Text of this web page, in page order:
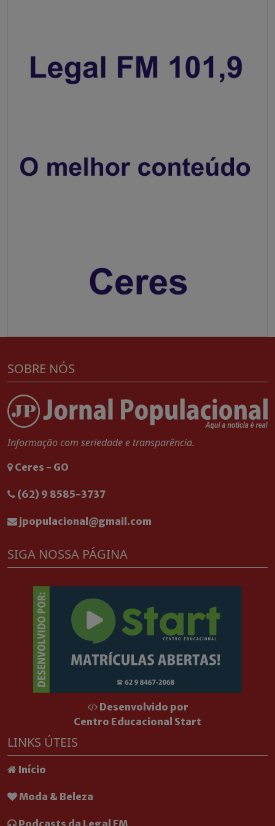
SOBRE NÓS
Informação com seriedade e transparência.
Ceres - GO
(62) 9 8585-3737
jpopulacional@gmail.com
SIGA NOSSA PÁGINA
Desenvolvido por
Centro Educacional Start
LINKS ÚTEIS
Início
Moda & Beleza